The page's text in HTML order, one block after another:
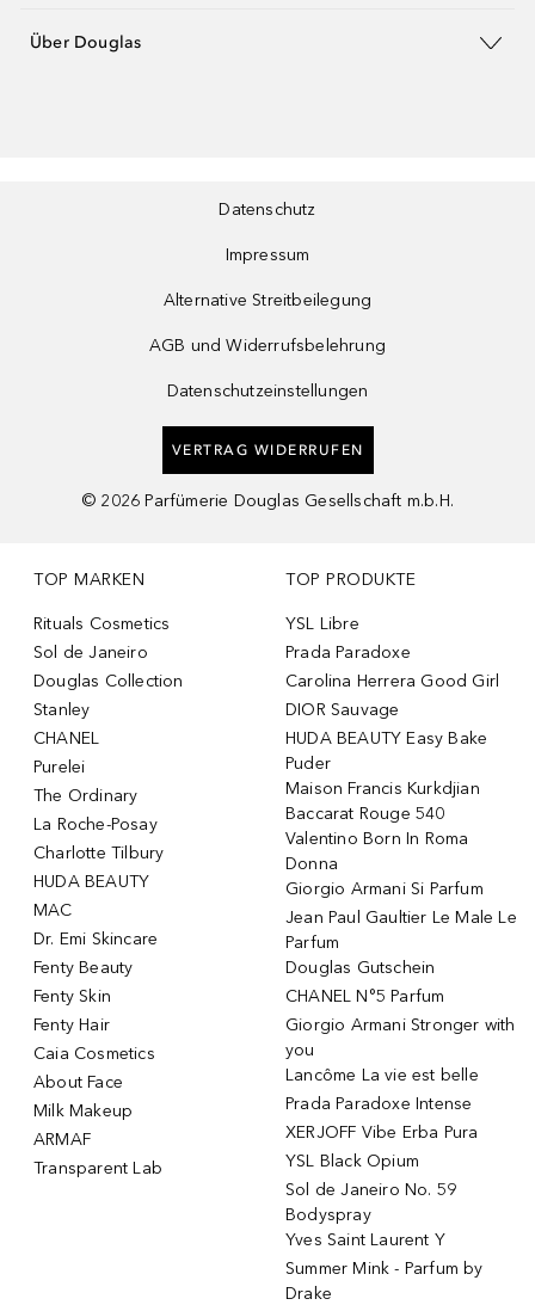
Über Douglas
Datenschutz
Impressum
Alternative Streitbeilegung
AGB und Widerrufsbelehrung
Datenschutzeinstellungen
VERTRAG WIDERRUFEN
© 2026 Parfümerie Douglas Gesellschaft m.b.H.
TOP MARKEN
Rituals Cosmetics
Sol de Janeiro
Douglas Collection
Stanley
CHANEL
Purelei
The Ordinary
La Roche-Posay
Charlotte Tilbury
HUDA BEAUTY
MAC
Dr. Emi Skincare
Fenty Beauty
Fenty Skin
Fenty Hair
Caia Cosmetics
About Face
Milk Makeup
ARMAF
Transparent Lab
TOP PRODUKTE
YSL Libre
Prada Paradoxe
Carolina Herrera Good Girl
DIOR Sauvage
HUDA BEAUTY Easy Bake
Puder
Maison Francis Kurkdjian
Baccarat Rouge 540
Valentino Born In Roma
Donna
Giorgio Armani Si Parfum
Jean Paul Gaultier Le Male Le
Parfum
Douglas Gutschein
CHANEL N°5 Parfum
Giorgio Armani Stronger with
you
Lancôme La vie est belle
Prada Paradoxe Intense
XERJOFF Vibe Erba Pura
YSL Black Opium
Sol de Janeiro No. 59
Bodyspray
Yves Saint Laurent Y
Summer Mink - Parfum by
Drake